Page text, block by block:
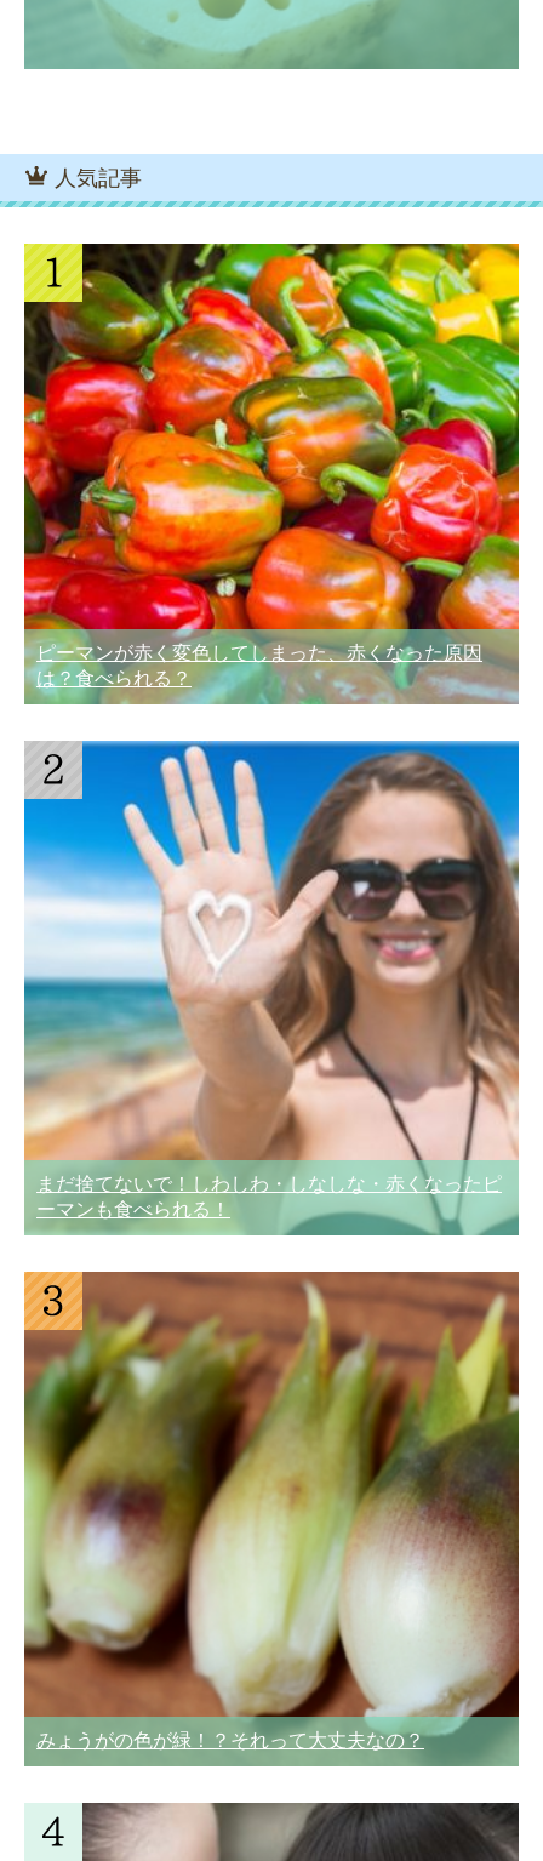
人気記事
ピーマンが赤く変色してしまった、赤くなった原因
は？食べられる？
まだ捨てないで！しわしわ・しなしな・赤くなったピ
ーマンも食べられる！
みょうがの色が緑！？それって大丈夫なの？